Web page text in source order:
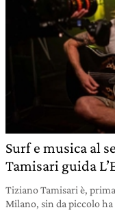
Surf e musica al
Tamisari guida
Tiziano Tamisari è,
Milano, sin da piccolo